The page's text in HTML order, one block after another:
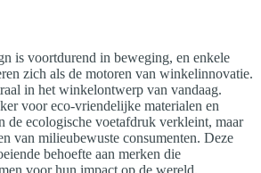
is voortdurend in beweging, en enkele
zich als de motoren van winkelinnovatie.
in het winkelontwerp van vandaag.
voor eco-vriendelijke materialen en
de ecologische voetafdruk verkleint, maar
van milieubewuste consumenten. Deze
behoefte aan merken die